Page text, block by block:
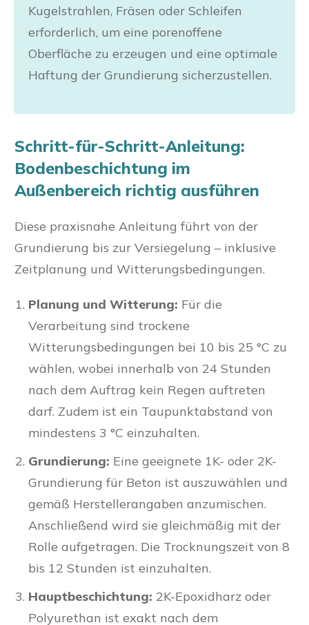
Kugelstrahlen, Fräsen oder Schleifen
erforderlich, um eine porenoffene
Oberfläche zu erzeugen und eine optimale
Haftung der Grundierung sicherzustellen.
Schritt-für-Schritt-Anleitung:
Bodenbeschichtung im
Außenbereich richtig ausführen
Diese praxisnahe Anleitung führt von der
Grundierung bis zur Versiegelung – inklusive
Zeitplanung und Witterungsbedingungen.
Planung und Witterung: Für die
Verarbeitung sind trockene
Witterungsbedingungen bei 10 bis 25 °C zu
wählen, wobei innerhalb von 24 Stunden
nach dem Auftrag kein Regen auftreten
darf. Zudem ist ein Taupunktabstand von
mindestens 3 °C einzuhalten.
Grundierung: Eine geeignete 1K- oder 2K-
Grundierung für Beton ist auszuwählen und
gemäß Herstellerangaben anzumischen.
Anschließend wird sie gleichmäßig mit der
Rolle aufgetragen. Die Trocknungszeit von 8
bis 12 Stunden ist einzuhalten.
Hauptbeschichtung: 2K-Epoxidharz oder
Polyurethan ist exakt nach dem